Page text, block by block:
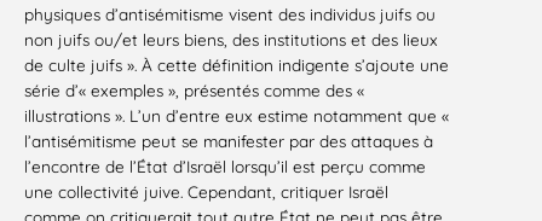
physiques d’antisémitisme visent des individus juifs ou
non juifs ou/et leurs biens, des institutions et des lieux
de culte juifs ». À cette définition indigente s’ajoute une
série d’« exemples », présentés comme des «
illustrations ». L’un d’entre eux estime notamment que «
l’antisémitisme peut se manifester par des attaques à
l’encontre de l’État d’Israël lorsqu’il est perçu comme
une collectivité juive. Cependant, critiquer Israël
comme on critiquerait tout autre État ne peut pas être